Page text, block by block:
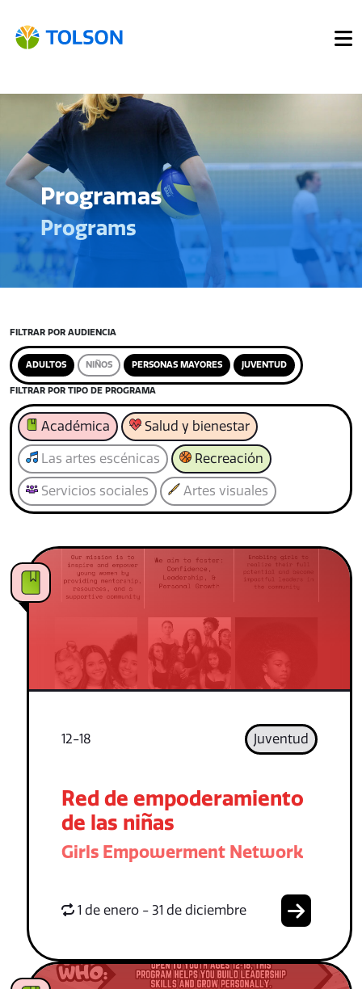
Programas
Programs
FILTRAR POR AUDIENCIA
ADULTOS NIÑOS PERSONAS MAYORES JUVENTUD
FILTRAR POR TIPO DE PROGRAMA
Académica Salud y bienestar
Las artes escénicas Recreación
Servicios sociales Artes visuales
12-18 Juventud
Red de empoderamiento
de las niñas
Girls Empowerment Network
1 de enero - 31 de diciembre